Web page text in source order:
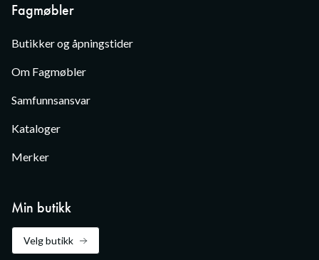
Fagmøbler
Butikker og åpningstider
Om Fagmøbler
Samfunnsansvar
Kataloger
Merker
Min butikk
Velg butikk